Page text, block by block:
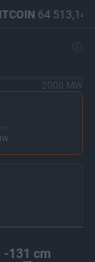
64 513,14
2000 MW
-131 cm